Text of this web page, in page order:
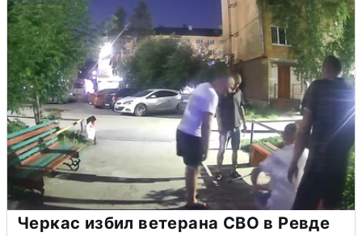
Черкас избил ветерана СВО в Ревде